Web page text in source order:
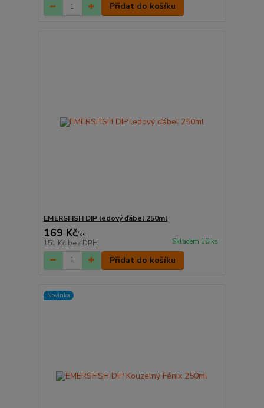
Přidat do košíku
EMERSFISH DIP ledový ďábel 250ml
169 Kč/ks
151 Kč bez DPH Skladem 10 ks
Přidat do košíku
Novinka